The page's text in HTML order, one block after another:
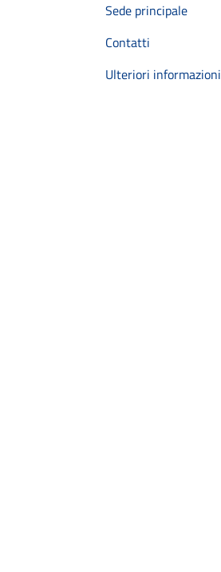
Sede principale
Contatti
Ulteriori informazioni